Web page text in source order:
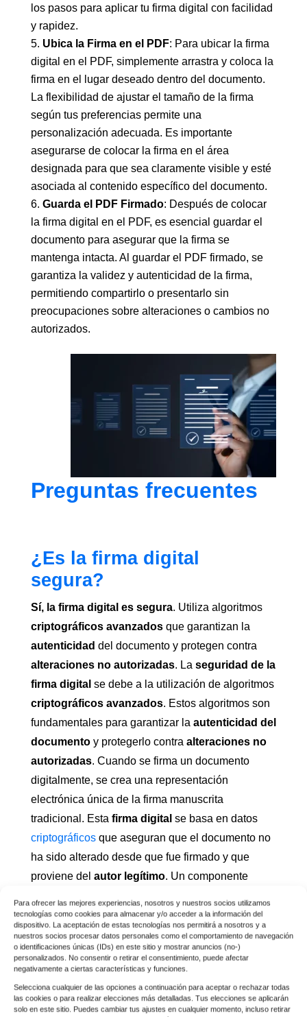
Para ofrecer las mejores experiencias, nosotros y nuestros socios utilizamos
tecnologías como cookies para almacenar y/o acceder a la información del
dispositivo. La aceptación de estas tecnologías nos permitirá a nosotros y a
nuestros socios procesar datos personales como el comportamiento de navegación
o identificaciones únicas (IDs) en este sitio y mostrar anuncios (no-)
personalizados. No consentir o retirar el consentimiento, puede afectar
negativamente a ciertas características y funciones.
Selecciona cualquier de las opciones a continuación para aceptar o rechazar todas
las cookies o para realizar elecciones más detalladas. Tus elecciones se aplicarán
solo en este sitio. Puedes cambiar tus ajustes en cualquier momento, incluso retirar
los pasos para aplicar tu firma digital con facilidad
y rapidez.
Ubica la Firma en el PDF: Para ubicar la firma
digital en el PDF, simplemente arrastra y coloca la
firma en el lugar deseado dentro del documento.
La flexibilidad de ajustar el tamaño de la firma
según tus preferencias permite una
personalización adecuada. Es importante
asegurarse de colocar la firma en el área
designada para que sea claramente visible y esté
asociada al contenido específico del documento.
Guarda el PDF Firmado: Después de colocar
la firma digital en el PDF, es esencial guardar el
documento para asegurar que la firma se
mantenga intacta. Al guardar el PDF firmado, se
garantiza la validez y autenticidad de la firma,
permitiendo compartirlo o presentarlo sin
preocupaciones sobre alteraciones o cambios no
autorizados.
Preguntas frecuentes
¿Es la firma digital
segura?
Sí, la firma digital es segura. Utiliza algoritmos
criptográficos avanzadosque garantizan la
autenticidad del documento y protegen contra
alteraciones no autorizadas. La seguridad de la
firma digital se debe a la utilización de algoritmos
criptográficos avanzados. Estos algoritmos son
fundamentales para garantizar la autenticidad del
documentoy protegerlo contra alteraciones no
autorizadas. Cuando se firma un documento
digitalmente, se crea una representación
electrónica única de la firma manuscrita
tradicional. Esta firma digital se basa en datos
criptográficosque aseguran que el documento no
ha sido alterado desde que fue firmado y que
proviene del autor legítimo. Un componente
tamaño de claveutilizado. El tamaño de la clave
RSAes un factor determinante en su fortaleza. A
medida que se aumenta el tamaño de la clave, se
mejora laseguridad, pero también aumentan los
requisitos depotencia computacional. Por lo
tanto, es importante considerar la elección del